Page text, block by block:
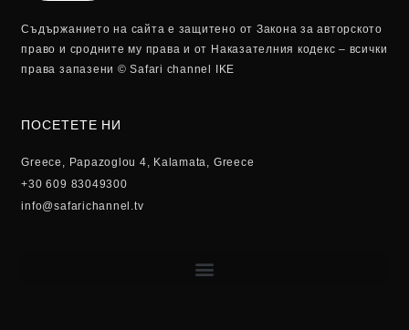
Съдържанието на сайта е защитено от Закона за авторското
право и сродните му права и от Наказателния кодекс – всички
права запазени © Safari channel IKE
ПОСЕТЕТЕ НИ
Greece, Papazoglou 4, Kalamata, Greece
+30 609 83049300
info@safarichannel.tv